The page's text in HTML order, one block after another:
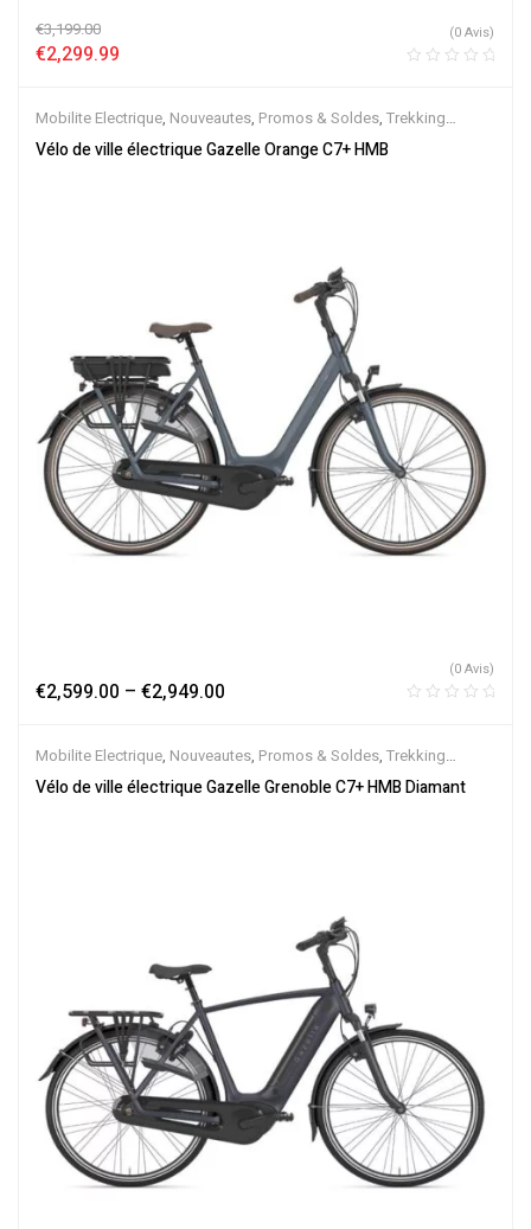
€3,199.00
€2,299.99
(0 Avis)
Mobilite Electrique, Nouveautes, Promos & Soldes, Trekking
électrique,Vélo électrique ville,Velos Electriques,VTC Electrique
Vélo de ville électrique Gazelle Orange C7+ HMB
€2,599.00 – €2,949.00
(0 Avis)
Mobilite Electrique, Nouveautes, Promos & Soldes, Trekking
électrique,Vélo électrique ville,Velos Electriques,VTC Electrique
Vélo de ville électrique Gazelle Grenoble C7+ HMB Diamant